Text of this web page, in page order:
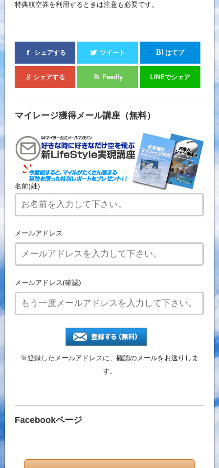
特典航空券を利用するときは注意も必要です。
シェアする ツイート B! はてブ
シェアする Feedly LINEでシェア
マイレージ獲得メール講座（無料）
名前(姓)
メールアドレス
メールアドレス(確認)
※登録したメールアドレスに、確認のメールをお送りしま
す。
Facebookページ